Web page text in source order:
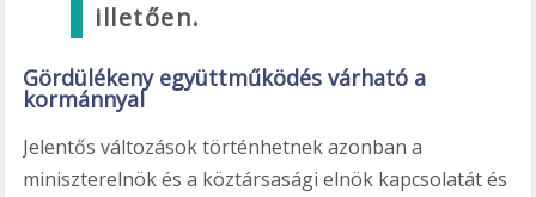
illetően.
Gördülékeny együttműködés várható a
kormánnyal
Jelentős változások történhetnek azonban a
miniszterelnök és a köztársasági elnök kapcsolatát és